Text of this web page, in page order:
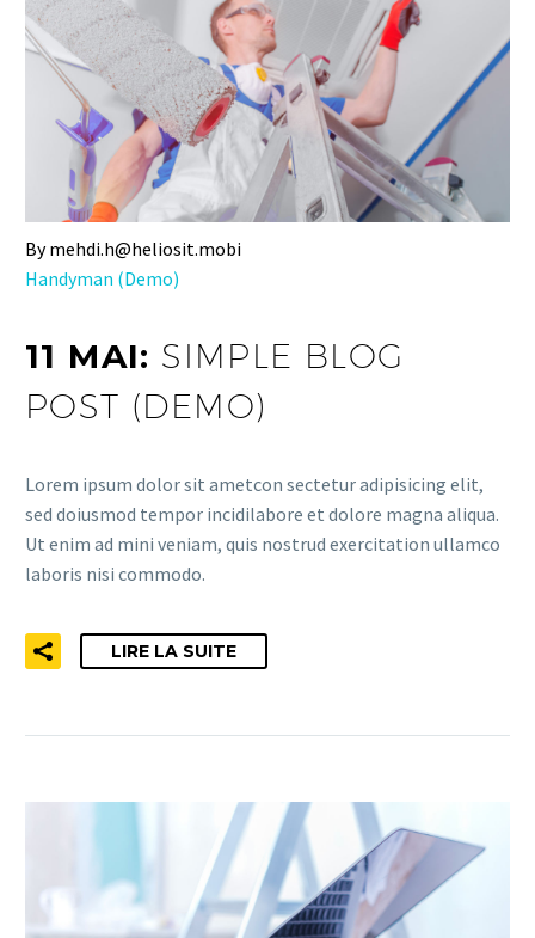
By mehdi.h@heliosit.mobi
Handyman (Demo)
11 MAI: SIMPLE BLOG
POST (DEMO)
Lorem ipsum dolor sit ametcon sectetur adipisicing elit,
sed doiusmod tempor incidilabore et dolore magna aliqua.
Ut enim ad mini veniam, quis nostrud exercitation ullamco
laboris nisi commodo.
LIRE LA SUITE